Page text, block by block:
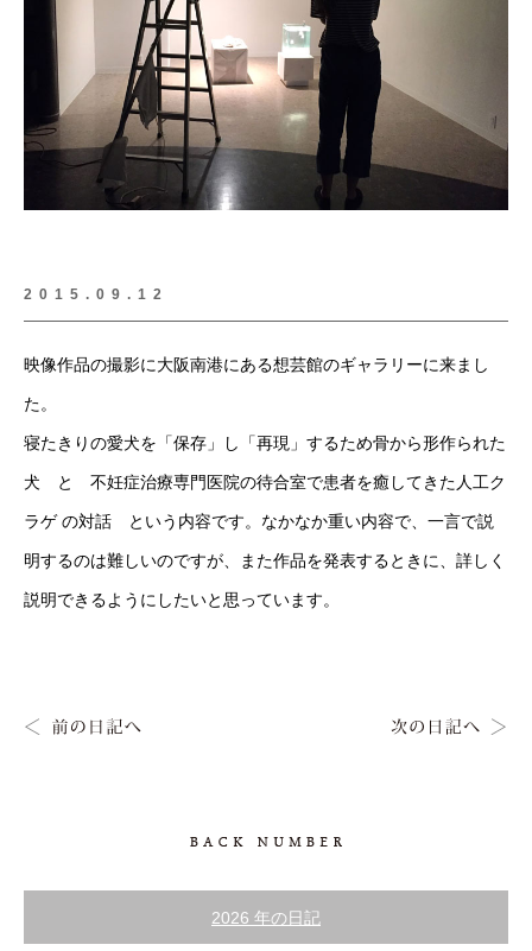
2015.09.12
映像作品の撮影に大阪南港にある想芸館のギャラリーに来まし
た。
寝たきりの愛犬を「保存」し「再現」するため骨から形作られた
犬 と 不妊症治療専門医院の待合室で患者を癒してきた人工ク
ラゲ の対話 という内容です。なかなか重い内容で、一言で説
明するのは難しいのですが、また作品を発表するときに、詳しく
説明できるようにしたいと思っています。
2026 年の日記